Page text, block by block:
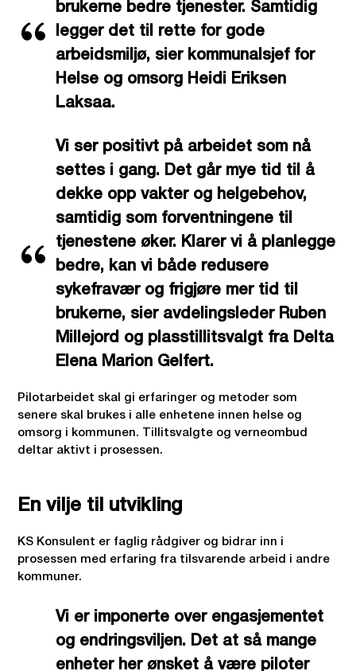
brukerne bedre tjenester. Samtidig
legger det til rette for gode
arbeidsmiljø, sier kommunalsjef for
Helse og omsorg Heidi Eriksen
Laksaa.
Vi ser positivt på arbeidet som nå
settes i gang. Det går mye tid til å
dekke opp vakter og helgebehov,
samtidig som forventningene til
tjenestene øker. Klarer vi å planlegge
bedre, kan vi både redusere
sykefravær og frigjøre mer tid til
brukerne, sier avdelingsleder Ruben
Millejord og plasstillitsvalgt fra Delta
Elena Marion Gelfert.
Pilotarbeidet skal gi erfaringer og metoder som
senere skal brukes i alle enhetene innen helse og
omsorg i kommunen. Tillitsvalgte og verneombud
deltar aktivt i prosessen.
En vilje til utvikling
KS Konsulent er faglig rådgiver og bidrar inn i
prosessen med erfaring fra tilsvarende arbeid i andre
kommuner.
Vi er imponerte over engasjementet
og endringsviljen. Det at så mange
enheter her ønsket å være piloter